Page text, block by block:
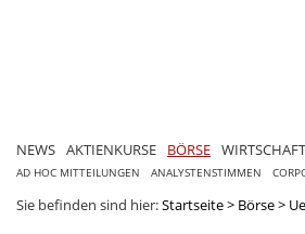
NEWS AKTIENKURSE BÖRSE WIRTSCHAFT
AD HOC MITTEILUNGEN ANALYSTENSTIMMEN
Sie befinden sind hier:Startseite> Börse>